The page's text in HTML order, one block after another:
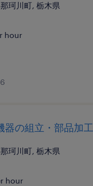
珂川町, 栃木県
hour
器の組立・部品加工
珂川町, 栃木県
hour